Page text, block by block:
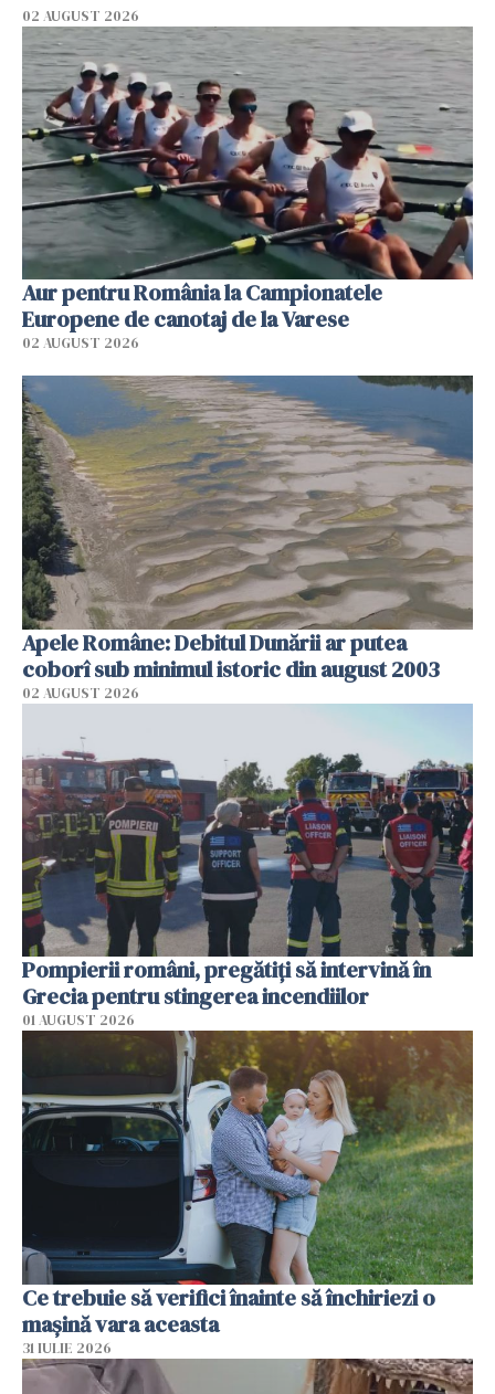
02 AUGUST 2026
Aur pentru România la Campionatele
Europene de canotaj de la Varese
02 AUGUST 2026
Apele Române: Debitul Dunării ar putea
coborî sub minimul istoric din august 2003
02 AUGUST 2026
Pompierii români, pregătiţi să intervină în
Grecia pentru stingerea incendiilor
01 AUGUST 2026
Ce trebuie să verifici înainte să închiriezi o
mașină vara aceasta
31 IULIE 2026